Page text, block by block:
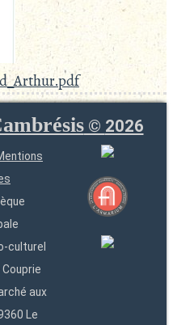
© 2026
culturel
aux
Le